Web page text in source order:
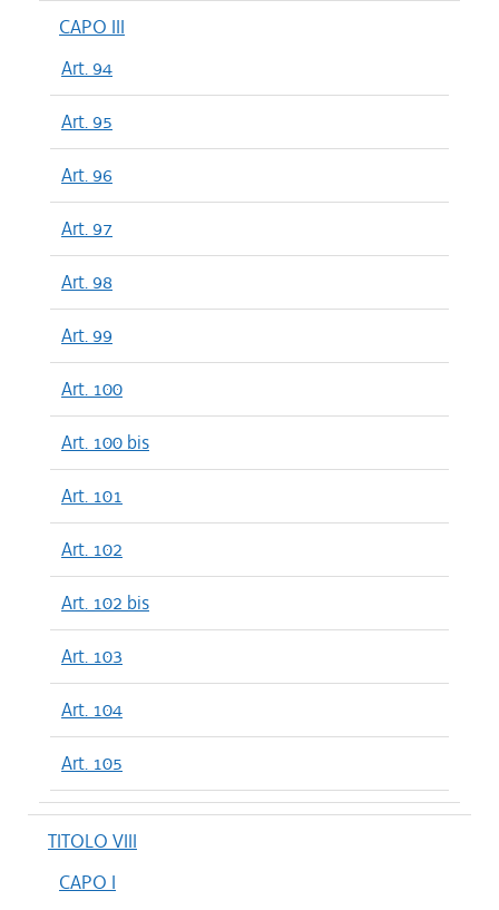
CAPO III
Art. 94
Art. 95
Art. 96
Art. 97
Art. 98
Art. 99
Art. 100
Art. 100 bis
Art. 101
Art. 102
Art. 102 bis
Art. 103
Art. 104
Art. 105
TITOLO VIII
CAPO I